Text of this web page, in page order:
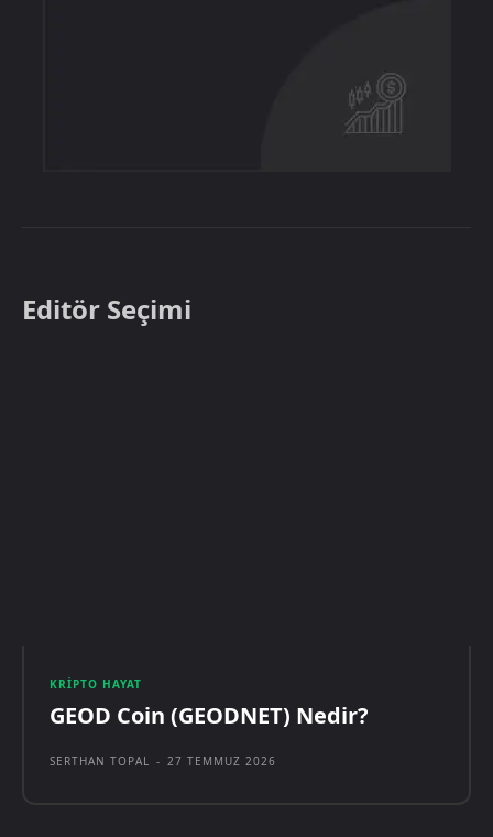
Editör Seçimi
KRIPTO HAYAT
GEOD Coin (GEODNET) Nedir?
SERTHAN TOPAL - 27 TEMMUZ 2026